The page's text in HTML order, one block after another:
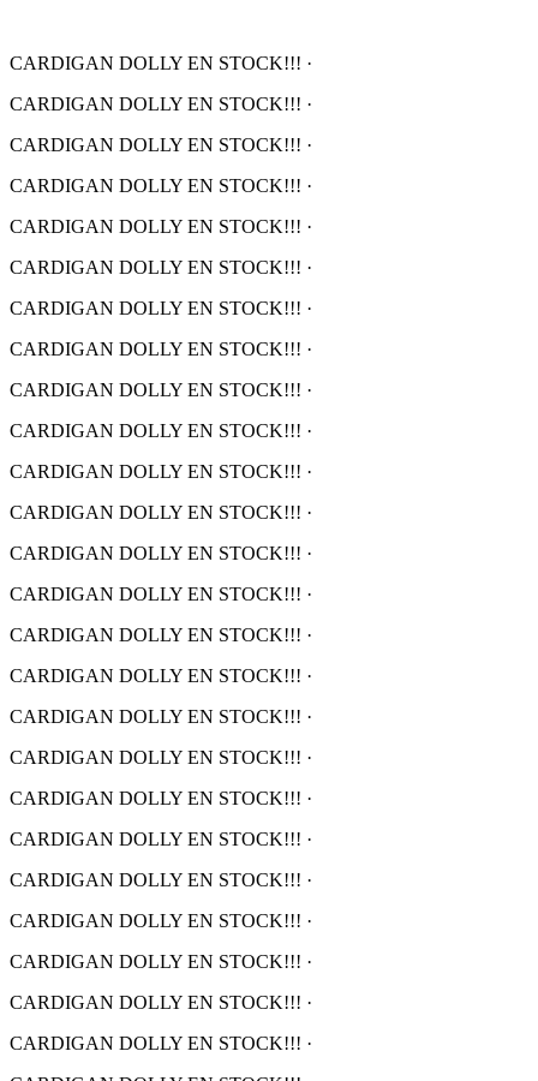
CARDIGAN DOLLY EN STOCK!!! ·
CARDIGAN DOLLY EN STOCK!!! ·
CARDIGAN DOLLY EN STOCK!!! ·
CARDIGAN DOLLY EN STOCK!!! ·
CARDIGAN DOLLY EN STOCK!!! ·
CARDIGAN DOLLY EN STOCK!!! ·
CARDIGAN DOLLY EN STOCK!!! ·
CARDIGAN DOLLY EN STOCK!!! ·
CARDIGAN DOLLY EN STOCK!!! ·
CARDIGAN DOLLY EN STOCK!!! ·
CARDIGAN DOLLY EN STOCK!!! ·
CARDIGAN DOLLY EN STOCK!!! ·
CARDIGAN DOLLY EN STOCK!!! ·
CARDIGAN DOLLY EN STOCK!!! ·
CARDIGAN DOLLY EN STOCK!!! ·
CARDIGAN DOLLY EN STOCK!!! ·
CARDIGAN DOLLY EN STOCK!!! ·
CARDIGAN DOLLY EN STOCK!!! ·
CARDIGAN DOLLY EN STOCK!!! ·
CARDIGAN DOLLY EN STOCK!!! ·
CARDIGAN DOLLY EN STOCK!!! ·
CARDIGAN DOLLY EN STOCK!!! ·
CARDIGAN DOLLY EN STOCK!!! ·
CARDIGAN DOLLY EN STOCK!!! ·
CARDIGAN DOLLY EN STOCK!!! ·